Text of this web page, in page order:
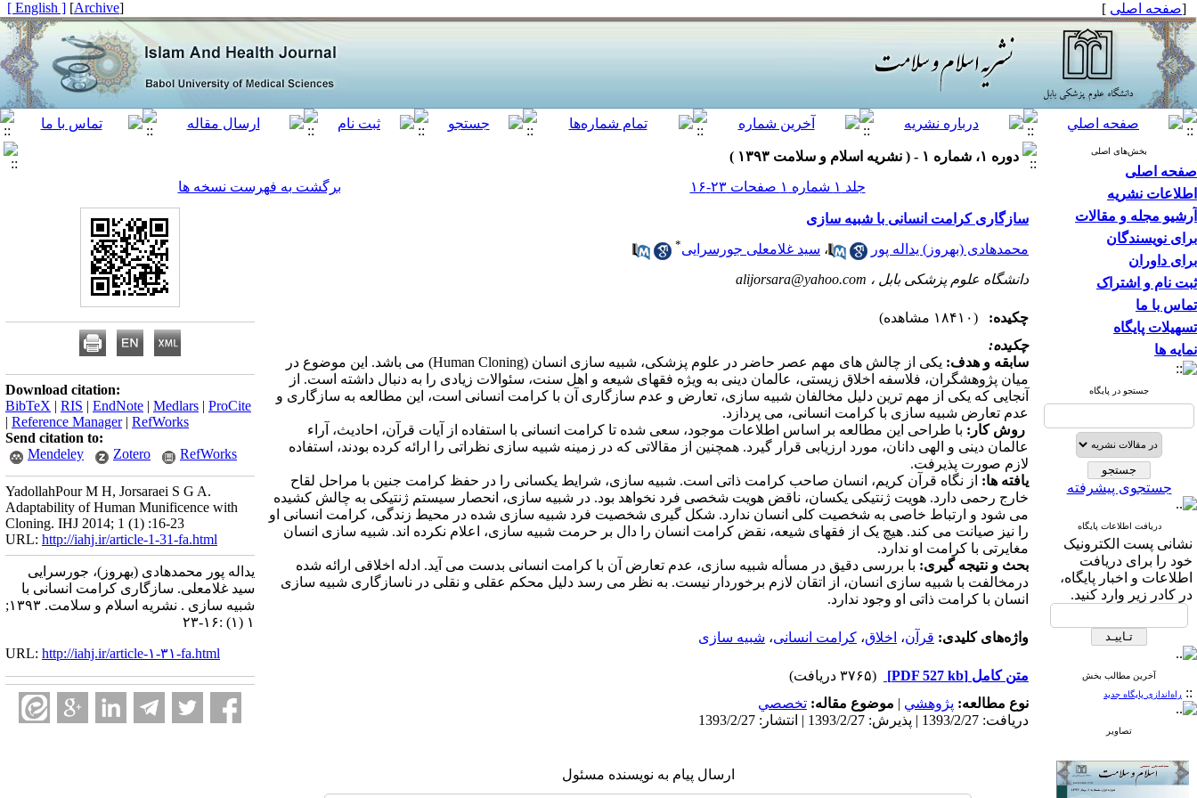
[صفحه اصلی ]
[
Archive
]
[ English ]
بخش‌های اصلی
صفحه اصلی
اطلاعات نشریه
آرشیو مجله و مقالات
برای نویسندگان
برای داوران
ثبت نام و اشتراک
تماس با ما
تسهیلات پایگاه
نمایه ها
جستجو در پایگاه
جستجوی پیشرفته
دریافت اطلاعات پایگاه
نشانی پست الکترونیک
خود را برای دریافت
اطلاعات و اخبار پایگاه،
در کادر زیر وارد کنید.
آخرین مطالب بخش
:: راه‌اندازی پایگاه جدید
تصاویر
دوره ۱، شماره ۱ - ( نشريه اسلام و سلامت ۱۳۹۳ )
جلد ۱ شماره ۱ صفحات ۲۳-۱۶
برگشت به فهرست نسخه ها
سازگاری کرامت انسانی با شبیه سازی
محمدهادی (بهروز) یداله پور ، سید غلامعلی جورسرایی*
دانشگاه علوم پزشکی بابل ، alijorsara@yahoo.com
چکیده:
(۱۸۴۱۰ مشاهده)
چکیده:
سابقه و هدف:
یکی از چالش های مهم عصر حاضر در علوم پزشکی، شبیه سازی انسان (Human Cloning) می باشد. این موضوع در
میان پژوهشگران، فلاسفه اخلاق زیستی، عالمان دینی به ویژه فقهای شیعه و اهل سنت، سئوالات زیادی را به دنبال داشته است. از
آنجایی که یکی از مهم ترین دلیل مخالفان شبیه سازی، تعارض و عدم سازگاری آن با کرامت انسانی است، این مطالعه به سازگاری و
عدم تعارض شبیه سازی با کرامت انسانی، می پردازد.
روش کار: با طراحی این مطالعه بر اساس اطلاعات موجود، سعی شده تا کرامت انسانی با استفاده از آیات قرآن، احادیث، آراء
عالمان دینی و الهی دانان، مورد ارزیابی قرار گیرد. همچنین از مقالاتی که در زمینه شبیه سازی نظراتی را ارائه کرده بودند، استفاده
لازم صورت پذیرفت.
یافته ها: از نگاه قرآن کریم، انسان صاحب کرامت ذاتی است. شبیه سازی، شرایط یکسانی را در حفظ کرامت جنین با مراحل لقاح
خارج رحمی دارد. هویت ژنتیکی یکسان، ناقض هویت شخصی فرد نخواهد بود. در شبیه سازی، انحصار سیستم ژنتیکی به چالش کشیده
می شود و ارتباط خاصی به شخصیت کلی انسان ندارد. شکل گیری شخصیت فرد شبیه سازی شده در محیط زندگی، کرامت انسانی او
را نیز صیانت می کند. هیچ یک از فقهای شیعه، نقض کرامت انسان را دال بر حرمت شبیه سازی، اعلام نکرده اند. شبیه سازی انسان
مغایرتی با کرامت او ندارد.
بحث و نتیجه گیری: با بررسی دقیق در مسأله شبیه سازی، عدم تعارض آن با کرامت انسانی بدست می آید. ادله اخلاقی ارائه شده
درمخالفت با شبیه سازی انسان، از اتقان لازم برخوردار نیست. به نظر می رسد دلیل محکم عقلی و نقلی در ناسازگاری شبیه سازی
انسان با کرامت ذاتی او وجود ندارد.
واژه‌های کلیدی: قرآن، اخلاق، کرامت انسانی، شبیه سازی
متن کامل [PDF 527 kb]
(۳۷۶۵ دریافت)
نوع مطالعه: پژوهشي | موضوع مقاله: تخصصي
دریافت: 1393/2/27 | پذیرش: 1393/2/27 | انتشار: 1393/2/27
ارسال پیام به نویسنده مسئول
Download citation:
BibTeX | RIS | EndNote | Medlars | ProCite
| Reference Manager| RefWorks
Send citation to:
Mendeley
Zotero RefWorks
YadollahPour M H, Jorsaraei S G A.
Adaptability of Human Munificence with
Cloning. IHJ 2014; 1 (1) :16-23
URL: http://iahj.ir/article-1-31-fa.html
یداله پور محمدهادی (بهروز)، جورسرایی
سید غلامعلی. سازگاری کرامت انسانی با
شبیه سازی . نشریه اسلام و سلامت. ۱۳۹۳;
۱ (۱) :۱۶-۲۳
URL: http://iahj.ir/article-۱-۳۱-fa.html